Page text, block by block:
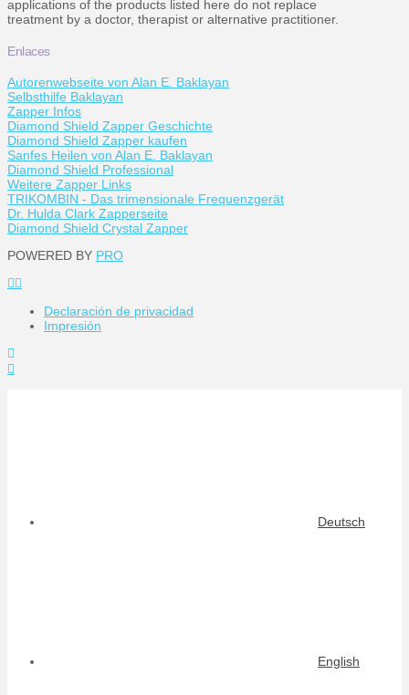
applications of the products listed here do not replace
treatment by a doctor, therapist or alternative practitioner.
Enlaces
Autorenwebseite von Alan E. Baklayan
Selbsthilfe Baklayan
Zapper Infos
Diamond Shield Zapper Geschichte
Diamond Shield Zapper kaufen
Sanfes Heilen von Alan E. Baklayan
Diamond Shield Professional
Weitere Zapper Links
TRIKOMBIN - Das trimensionale Frequenzgerät
Dr. Hulda Clark Zapperseite
Diamond Shield Crystal Zapper
POWERED BY PRO
Declaración de privacidad
Impresión
Deutsch
English